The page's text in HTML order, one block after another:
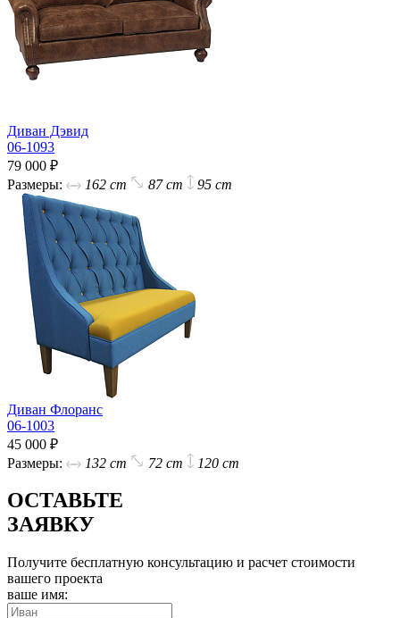
Диван Дэвид
06-1093
79 000 ₽
Размеры:
162 cm 87 cm 95 cm
Диван Флоранс
06-1003
45 000 ₽
Размеры:
132 cm 72 cm 120 cm
ОСТАВЬТЕ
ЗАЯВКУ
Получите бесплатную консультацию и расчет стоимости
вашего проекта
ваше имя: